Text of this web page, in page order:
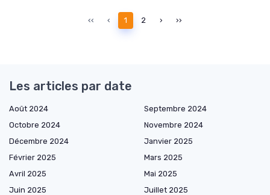
‹‹ ‹ 1 2 › ››
Les articles par date
Août 2024
Septembre 2024
Octobre 2024
Novembre 2024
Décembre 2024
Janvier 2025
Février 2025
Mars 2025
Avril 2025
Mai 2025
Juin 2025
Juillet 2025